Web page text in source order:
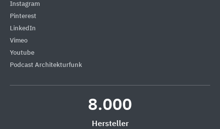
Instagram
Pinterest
LinkedIn
Vimeo
Youtube
Podcast Architekturfunk
8.000
Hersteller